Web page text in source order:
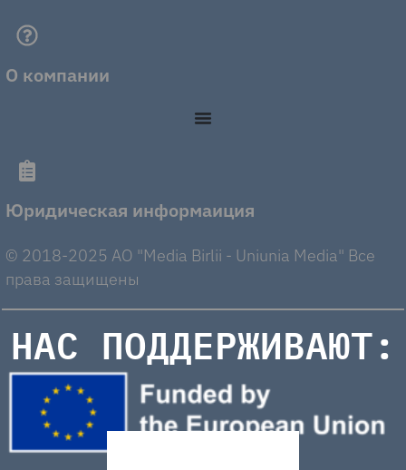
О компании
Юридическая информаиция
© 2018-2025 AO "Media Birlii - Uniunia Media" Все
права защищены
НАС ПОДДЕРЖИВАЮТ: